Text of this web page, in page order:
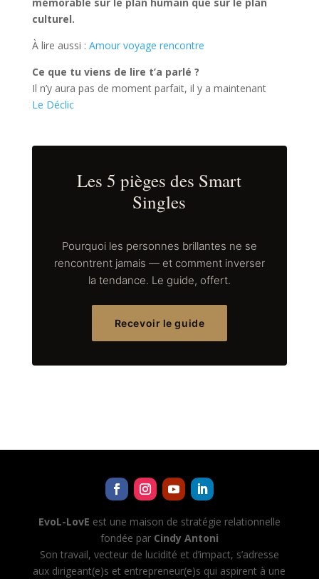
culturel.
À lire aussi : Amour voyage rencontre
Ce que tu viens de lire t’a parlé ?
Il n’y aura pas de moment parfait, il y a maintenant
Le Déclic
Les 5 pièges des Smart
Singles
Pourquoi les personnes brillantes ne se
rencontrent jamais — et comment inverser
la tendance. Le guide, offert.
Recevoir le guide
EvoL-LovE est une maison de stratégie relationnelle
fondée par Cindy Antoni
Son travail, vecteur de lucidité et d’impact, s’adresse
aux dirigeant(e)s et entrepreneur(e)s qui aspirent à une